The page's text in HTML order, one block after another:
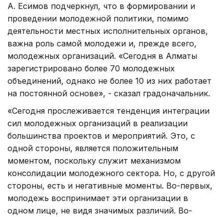
А. Есимов подчеркнул, что в формировании и
проведении молодежной политики, помимо
деятельности местных исполнительных органов,
важна роль самой молодежи и, прежде всего,
молодежных организаций. «Сегодня в Алматы
зарегистрировано более 70 молодежных
объединений, однако не более 10 из них работает
на постоянной основе», - сказал градоначальник.
«Сегодня прослеживается тенденция интеграции
сил молодежных организаций в реализации
большинства проектов и мероприятий. Это, с
одной стороны, является положительным
моментом, поскольку служит механизмом
консолидации молодежного сектора. Но, с другой
стороны, есть и негативные моменты. Во-первых,
молодежь воспринимает эти организации в
одном лице, не видя значимых различий. Во-